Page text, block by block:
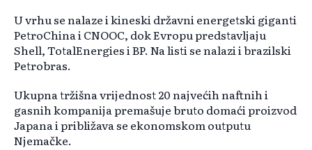
U vrhu se nalaze i kineski državni energetski giganti
PetroChina i CNOOC, dok Evropu predstavljaju
Shell, TotalEnergies i BP. Na listi se nalazi i brazilski
Petrobras.
Ukupna tržišna vrijednost 20 najvećih naftnih i
gasnih kompanija premašuje bruto domaći proizvod
Japana i približava se ekonomskom outputu
Njemačke.